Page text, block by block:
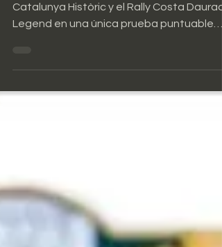
• La nueva carrera fusiona el Rally
para los campeonatos...